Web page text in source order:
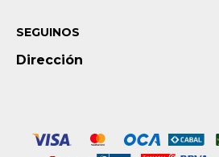
Dirección
SEGUINOS